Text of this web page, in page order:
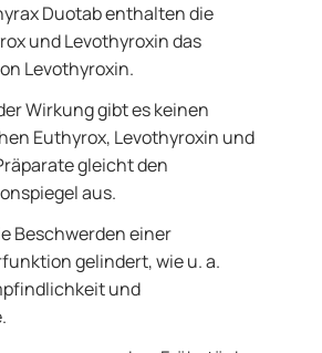
Duotab enthalten die
und Levothyroxin das
Levothyroxin.
Wirkung gibt es keinen
Euthyrox, Levothyroxin und
gleicht den
aus.
Beschwerden einer
gelindert, wie u. a.
und